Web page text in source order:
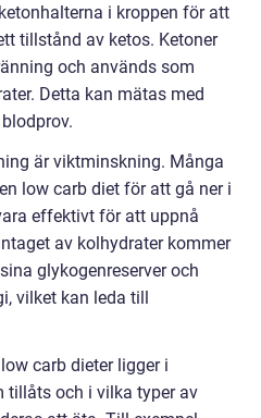
i kroppen för att
tillstånd av ketos. Ketoner
och används som
Detta kan mätas med
är viktminskning. Många
low carb diet för att gå ner i
effektivt för att uppnå
av kolhydrater kommer
glykogenreserver och
vilket kan leda till
carb dieter ligger i
tillåts och i vilka typer av